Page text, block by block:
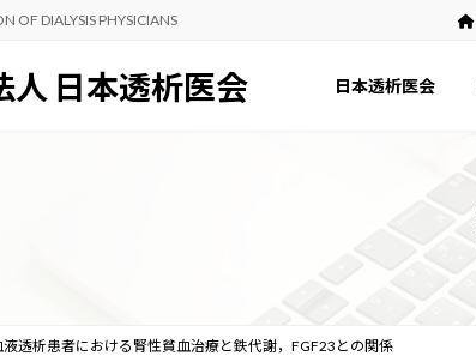
OF DIALYSIS PHYSICIANS
人 日本透析医会 日本透析医会
液透析患者における腎性貧血治療と鉄代謝，FGF23との関係